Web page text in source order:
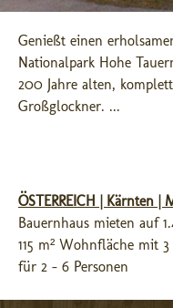
Genießt einen
Nationalpark Hohe
200 Jahre alten,
Großglockner. ...
ÖSTERREICH | Kärnten |
Bauernhaus mieten auf
115 m² Wohnfläche mit
für 2 - 6 Personen